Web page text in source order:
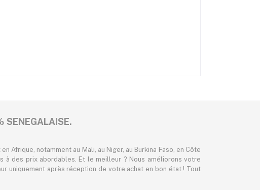
SENEGALAISE.
notamment au Mali, au Niger, au Burkina Faso, en Côte
à des prix abordables. Et le meilleur ? Nous améliorons votre
uniquement après réception de votre achat en bon état ! Tout